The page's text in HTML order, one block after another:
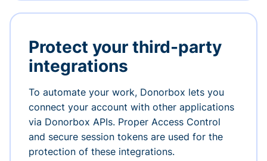
Protect your third-party
integrations
To automate your work, Donorbox lets you
connect your account with other applications
via Donorbox APIs. Proper Access Control
and secure session tokens are used for the
protection of these integrations.